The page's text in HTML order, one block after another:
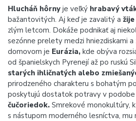
Hlucháň hôrny je veľký hrabavý
bažantovitých. Aj keď je zavalitý a
zlým letcom. Dokáže podnikať aj
sezónne prelety medzi hniezdiskami a
domovom je Eurázia, kde obýva
od španielskych Pyrenejí až po ruskú
starých ihličnatých alebo
prirodzeného charakteru s bohatým
poskytujú dostatok potravy v podobe
čučoriedok. Smrekové monokultúry,
s nástupom moderného lesníctva, mu